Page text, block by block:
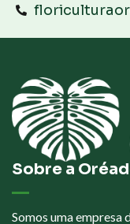
Sobre a
Somos uma empresa